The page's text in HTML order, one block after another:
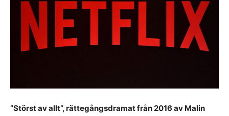
”Störst av allt”, rättegångsdramat från 2016 av Malin